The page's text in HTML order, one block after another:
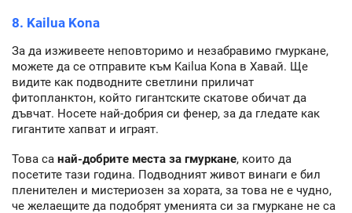
8. Kailua Kona
За да изживеете неповторимо и незабравимо гмуркане,
можете да се отправите към Kailua Kona в Хавай. Ще
видите как подводните светлини приличат
фитопланктон, който гигантските скатове обичат да
дъвчат. Носете най-добрия си фенер, за да гледате как
гигантите хапват и играят.
Това са най-добрите места за гмуркане, които да
посетите тази година. Подводният живот винаги е бил
пленителен и мистериозен за хората, за това не е чудно,
че желаещите да подобрят уменията си за гмуркане не са